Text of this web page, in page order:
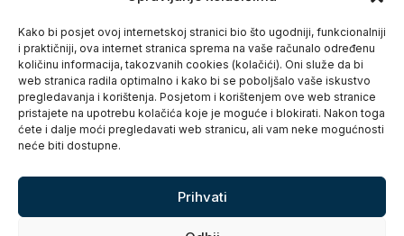
Kako bi posjet ovoj internetskoj stranici bio što ugodniji, funkcionalniji
i praktičniji, ova internet stranica sprema na vaše računalo određenu
količinu informacija, takozvanih cookies (kolačići). Oni služe da bi
web stranica radila optimalno i kako bi se poboljšalo vaše iskustvo
pregledavanja i korištenja. Posjetom i korištenjem ove web stranice
pristajete na upotrebu kolačića koje je moguće i blokirati. Nakon toga
ćete i dalje moći pregledavati web stranicu, ali vam neke mogućnosti
neće biti dostupne.
Prihvati
Zaštita osobnih podataka
Pristup informacijama
Kolačići
Izjava o pristupačnosti
Turistička zajednica grada Karlovca